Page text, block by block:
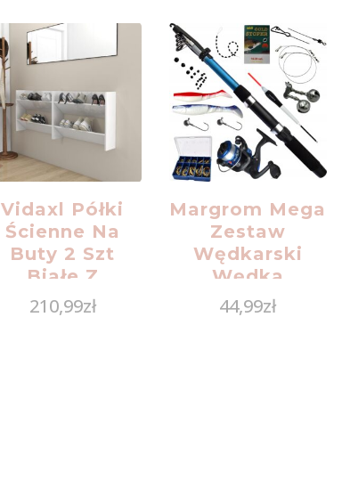
Vidaxl Półki
Ścienne Na
Buty 2 Szt
Białe Z
Połyskiem
80X18X60Cm
210,99zł
Margrom Mega
Zestaw
Wędkarski
Wędka
Kołowrotek
Akcesoria
44,99zł